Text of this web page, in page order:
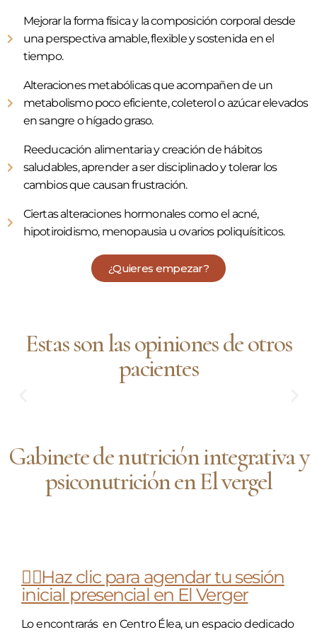
Mejorar la forma física y la composición corporal desde
una perspectiva amable, flexible y sostenida en el
tiempo.
Alteraciones metabólicas que acompañen de un
metabolismo poco eficiente, coleterol o azúcar elevados
en sangre o hígado graso.
Reeducación alimentaria y creación de hábitos
saludables, aprender a ser disciplinado y tolerar los
cambios que causan frustración.
Ciertas alteraciones hormonales como el acné,
hipotiroidismo, menopausia u ovarios poliquísiticos.
¿Quieres empezar?
Estas son las opiniones de otros
pacientes
Gabinete de nutrición integrativa y
psiconutrición en El vergel
👉🏼Haz clic para agendar tu sesión
inicial presencial en El Verger
Lo encontrarás en Centro Élea, un espacio dedicado